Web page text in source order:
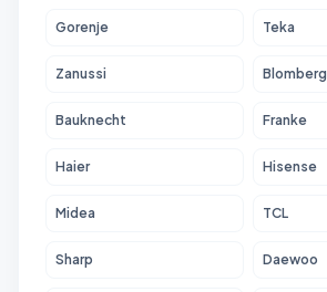
Gorenje Teka
Zanussi Blomberg
Bauknecht Franke
Haier Hisense
Midea TCL
Sharp Daewoo